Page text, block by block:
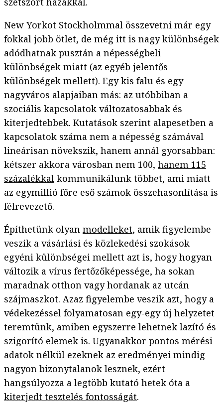
New Yorkot Stockholmmal összevetni már egy
fokkal jobb ötlet, de még itt is nagy különbségek
adódhatnak pusztán a népességbeli
különbségek miatt (az egyéb jelentős
különbségek mellett). Egy kis falu és egy
nagyváros alapjaiban más: az utóbbiban a
szociális kapcsolatok változatosabbak és
kiterjedtebbek. Kutatások szerint alapesetben a
kapcsolatok száma nem a népesség számával
lineárisan növekszik, hanem annál gyorsabban:
kétszer akkora városban nem 100, hanem 115
százalékkal kommunikálunk többet, ami miatt
az egymillió főre eső számok összehasonlítása is
félrevezető.
Építhetünk olyan modelleket, amik figyelembe
veszik a vásárlási és közlekedési szokások
egyéni különbségei mellett azt is, hogy hogyan
változik a vírus fertőzőképessége, ha sokan
maradnak otthon vagy hordanak az utcán
szájmaszkot. Azaz figyelembe veszik azt, hogy a
védekezéssel folyamatosan egy-egy új helyzetet
teremtünk, amiben egyszerre lehetnek lazító és
szigorító elemek is. Ugyanakkor pontos mérési
adatok nélkül ezeknek az eredményei mindig
nagyon bizonytalanok lesznek, ezért
hangsúlyozza a legtöbb kutató hetek óta a
kiterjedt tesztelés fontosságát.